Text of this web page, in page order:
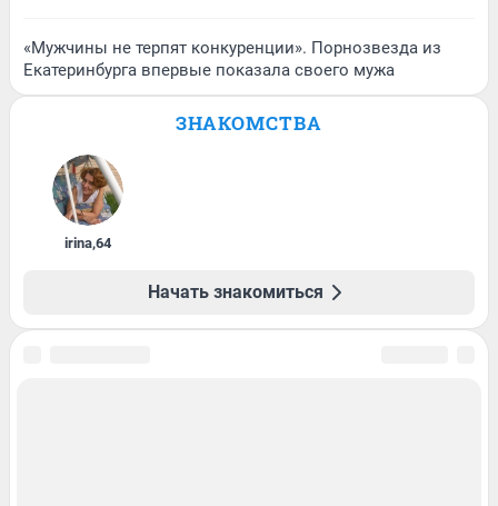
«Мужчины не терпят конкуренции». Порнозвезда из
Екатеринбурга впервые показала своего мужа
ЗНАКОМСТВА
irina,64
Начать знакомиться